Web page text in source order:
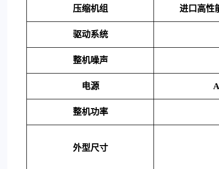
压缩机组 进口高性
驱动系统
整机噪声
电源
整机功率
外型尺寸